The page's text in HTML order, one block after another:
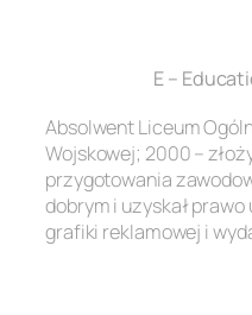
E –
Absolwent Liceum
Wojskowej; 2000 –
przygotowania
dobrym i uzyskał
grafiki reklamowej i